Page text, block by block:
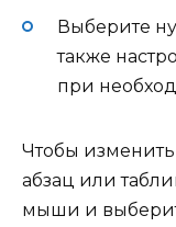
Выберите
также
при
Чтобы
абзац или
мыши и